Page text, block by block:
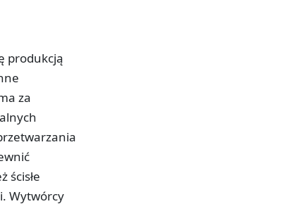
produkcją
za
ścisłe
Wytwórcy